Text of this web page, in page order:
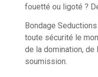
fouetté ou ligoté ?
Bondage
toute sécurité le
de la domination, de
soumission.